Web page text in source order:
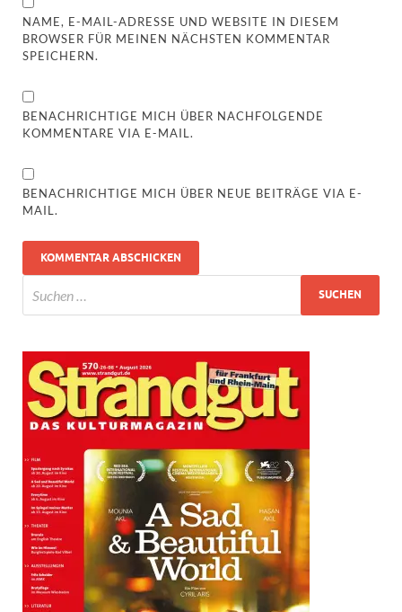
NAME, E-MAIL-ADRESSE UND WEBSITE IN DIESEM
BROWSER FÜR MEINEN NÄCHSTEN KOMMENTAR
SPEICHERN.
BENACHRICHTIGE MICH ÜBER NACHFOLGENDE
KOMMENTARE VIA E-MAIL.
BENACHRICHTIGE MICH ÜBER NEUE BEITRÄGE VIA E-
MAIL.